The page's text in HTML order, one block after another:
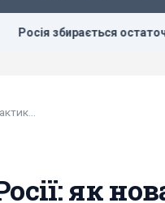
остаточно анексувати
як